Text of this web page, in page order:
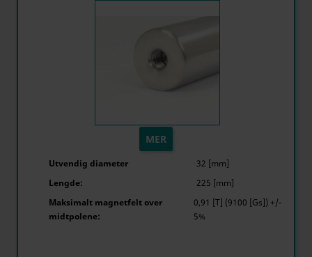
MER
Utvendig diameter
32 [mm]
Lengde:
225 [mm]
Maksimalt magnetfelt over
midtpolene:
0,91 [T] (9100 [Gs]) +/-
5%